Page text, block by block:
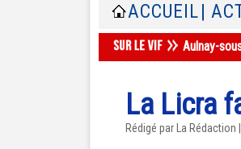
ACCUEIL |
Aulnay-
La Licra
Rédigé par La Rédaction